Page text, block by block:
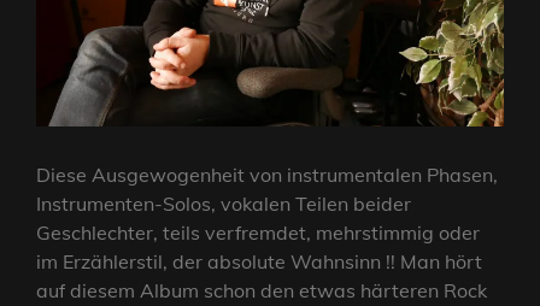
Diese Ausgewogenheit von instrumentalen Phasen,
Instrumenten-Solos, vokalen Teilen beider
Geschlechter, teils verfremdet, mehrstimmig oder
im Erzählerstil, der absolute Wahnsinn !! Man hört
auf diesem Album schon den etwas härteren Rock